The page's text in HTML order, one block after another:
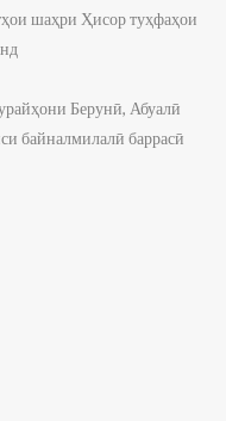
шаҳри Ҳисор туҳфаҳои
Берунӣ, Абуалӣ
байналмилалӣ баррасӣ